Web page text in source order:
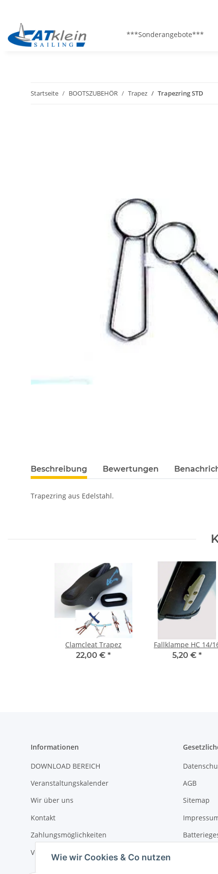
***Sonderangebote***
Startseite BOOTSZUBEHÖR Trapez Trapezring STD
Beschreibung Bewertungen
Trapezring aus Edelstahl.
Clamcleat Trapez
22,00 € *
Fallklampe HC 14/
5,20 € *
Informationen
DOWNLOAD BEREICH
Veranstaltungskalender
Wir über uns
Kontakt
Zahlungsmöglichkeiten
Versandinformationen
AGB
Sitemap
Wie wir Cookies & Co nutzen